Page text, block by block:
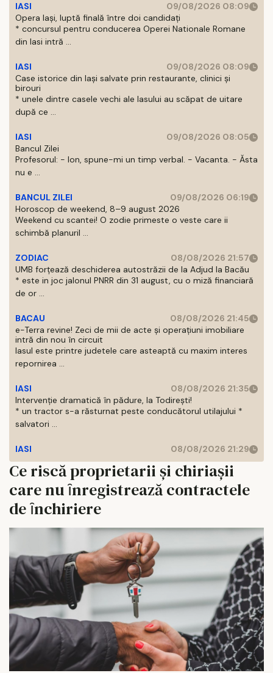
IASI
09/08/2026 08:09
Opera Iași, luptă finală între doi candidați
* concursul pentru conducerea Operei Nationale Romane
din Iasi intră ...
IASI
09/08/2026 08:09
Case istorice din Iași salvate prin restaurante, clinici și
birouri
* unele dintre casele vechi ale Iasului au scăpat de uitare
după ce ...
IASI
09/08/2026 08:05
Bancul Zilei
Profesorul: - Ion, spune-mi un timp verbal. - Vacanta. - Ăsta
nu e ...
BANCUL ZILEI
09/08/2026 06:19
Horoscop de weekend, 8–9 august 2026
Weekend cu scantei! O zodie primeste o veste care ii
schimbă planuril ...
ZODIAC
08/08/2026 21:57
UMB forțează deschiderea autostrăzii de la Adjud la Bacău
* este in joc jalonul PNRR din 31 august, cu o miză financiară
de or ...
BACAU
08/08/2026 21:45
e-Terra revine! Zeci de mii de acte și operațiuni imobiliare
intră din nou în circuit
Iasul este printre judetele care asteaptă cu maxim interes
repornirea ...
IASI
08/08/2026 21:35
Intervenție dramatică în pădure, la Todirești!
* un tractor s-a răsturnat peste conducătorul utilajului *
salvatori ...
IASI 08/08/2026 21:29
Ce riscă proprietarii și chiriașii
care nu ȋnregistrează contractele
de ȋnchiriere